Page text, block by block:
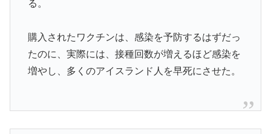
る。
購入されたワクチンは、感染を予防するはずだっ
たのに、実際には、接種回数が増えるほど感染を
増やし、多くのアイスランド人を早死にさせた。